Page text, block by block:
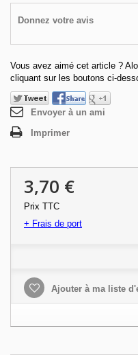
Donnez votre avis
Vous avez aimé cet article ?
cliquant sur les boutons ci-
Envoyer à un ami
Imprimer
3,70 €
Prix TTC
+ Frais de port
Ajouter à ma liste